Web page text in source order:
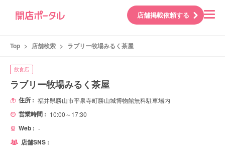
店舗掲載依頼する
Top > 店舗検索 > ラブリー牧場みるく茶屋
飲食店
ラブリー牧場みるく茶屋
住所 : 福井県勝山市平泉寺町勝山城博物館無料駐車場内
営業時間 : 10:00～17:30
Web : -
店舗SNS :